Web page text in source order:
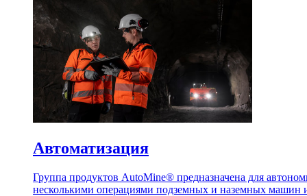
Автоматизация
Группа продуктов AutoMine® предназначена для
несколькими операциями подземных и наземных машин